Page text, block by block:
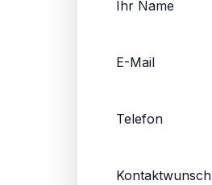
Ihr Name
E-Mail
Telefon
Kontaktwunsch